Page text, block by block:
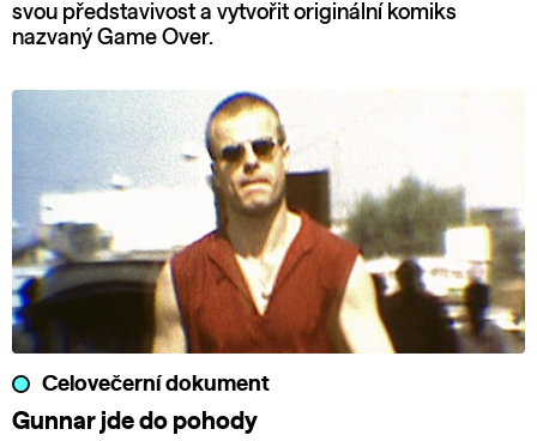
svou představivost a vytvořit originální komiks
nazvaný Game Over.
Celovečerní dokument
Gunnar jde do pohody